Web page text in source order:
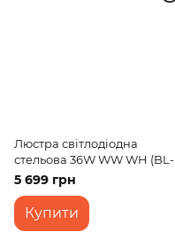
Люстра світлодіодна
стельова 36W WW WH (BL-
479S/3)
5 699 грн
Купити